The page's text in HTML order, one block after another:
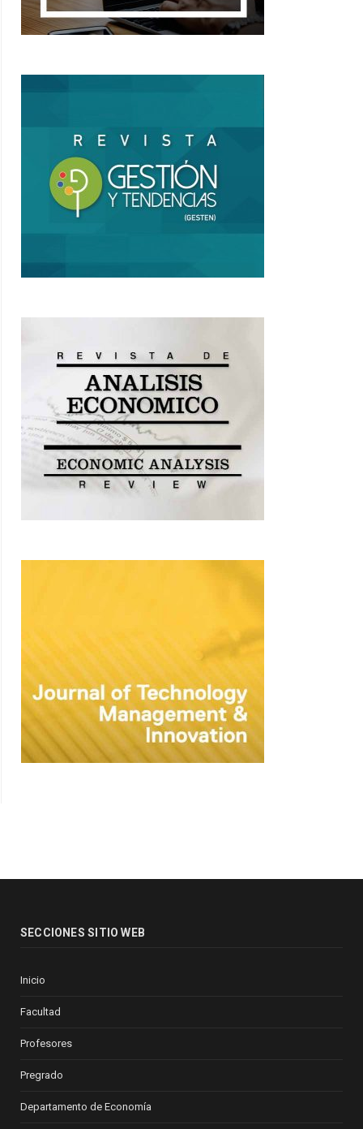
SECCIONES SITIO WEB
Inicio
Facultad
Profesores
Pregrado
Departamento de Economía